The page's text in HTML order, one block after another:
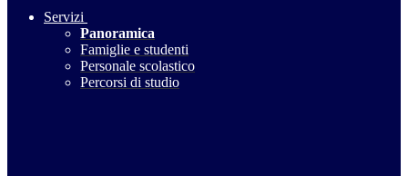
Servizi
Panoramica
Famiglie e studenti
Personale scolastico
Percorsi di studio